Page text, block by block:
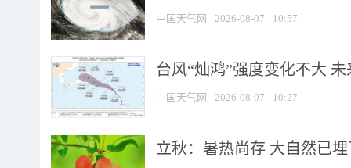
中国天气网 2026-08-07 10:57
台风“灿鸿”强度变化不大
中国天气网 2026-08-07 10:27
立秋：暑热尚存 大自然已